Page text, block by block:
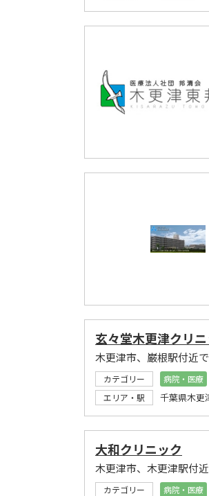
玄々堂木更津クリ
木更津市、巌根駅付近
カテゴリー 病院・医療
エリア・駅
千葉県木更
大和クリニック
木更津市、木更津駅付
カテゴリー 病院・医療